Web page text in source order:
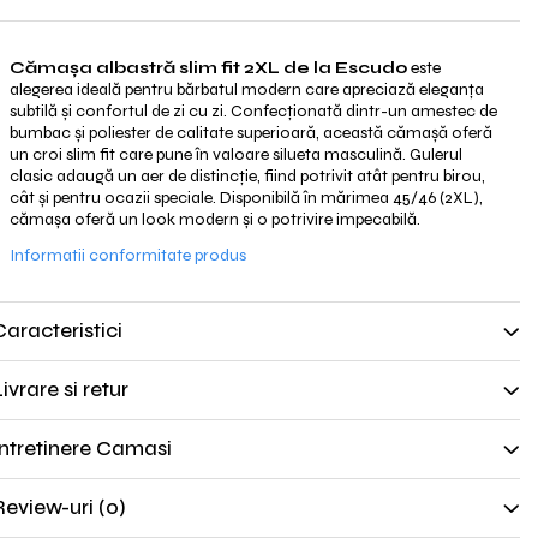
Cămașa albastră slim fit 2XL de la Escudoeste
alegerea ideală pentru bărbatul modern care apreciază eleganța
subtilă și confortul de zi cu zi. Confecționată dintr-un amestec de
bumbac și poliester de calitate superioară, această cămașă oferă
un croi slim fit care pune în valoare silueta masculină. Gulerul
clasic adaugă un aer de distincție, fiind potrivit atât pentru birou,
cât și pentru ocazii speciale. Disponibilă în mărimea 45/46 (2XL),
cămașa oferă un look modern și o potrivire impecabilă.
Informatii conformitate produs
si retur
Camasi
uri (0)